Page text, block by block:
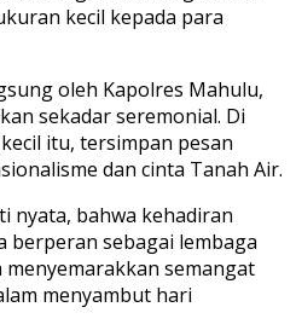
kecil kepada para
oleh Kapolres Mahulu,
sekadar seremonial. Di
itu, tersimpan pesan
dan cinta Tanah Air.
nyata, bahwa kehadiran
berperan sebagai lembaga
semangat
menyambut hari